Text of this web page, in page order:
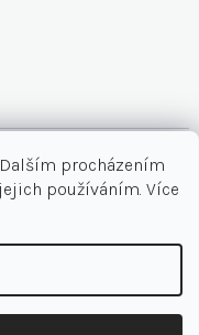
procházením
používáním. Více